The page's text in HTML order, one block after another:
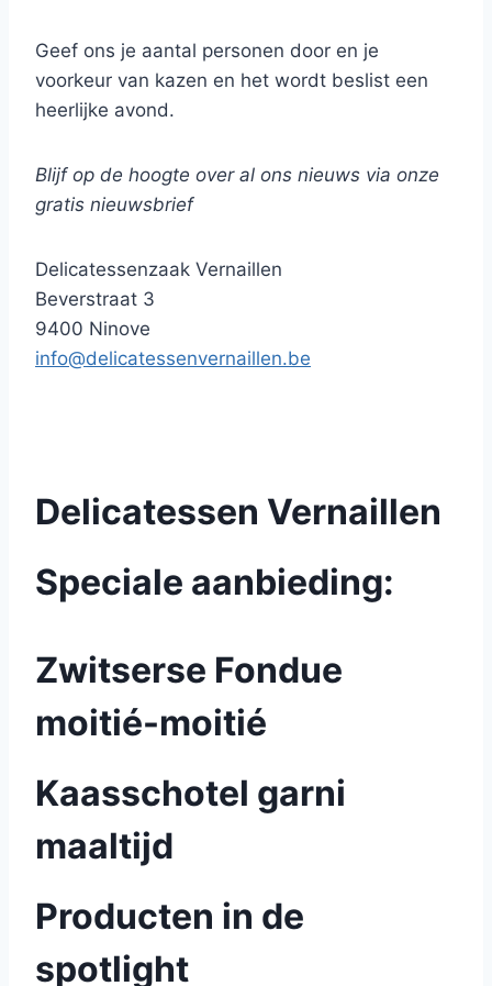
De verdere presentatie laten we aan jou over.
Geef ons je aantal personen door en je
voorkeur van kazen en het wordt beslist een
heerlijke avond.
Blijf op de hoogte over al ons nieuws via onze
gratis nieuwsbrief
Delicatessenzaak Vernaillen
Beverstraat 3
9400 Ninove
info@delicatessenvernaillen.be
Delicatessen Vernaillen
Speciale aanbieding:
Zwitserse Fondue
moitié-moitié
Kaasschotel garni
maaltijd
Producten in de
spotlight